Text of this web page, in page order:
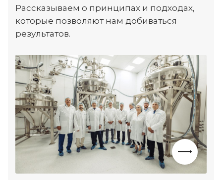
Рассказываем о принципах и подходах,
которые позволяют нам добиваться
результатов.